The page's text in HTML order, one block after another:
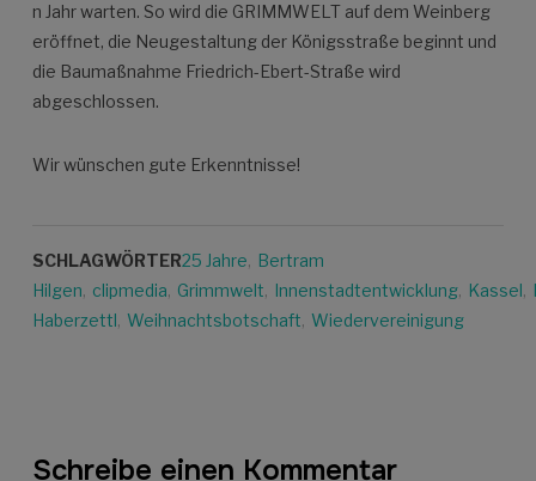
n Jahr warten. So wird die GRIMMWELT auf dem Weinberg
eröffnet, die Neugestaltung der Königsstraße beginnt und
die Baumaßnahme Friedrich-Ebert-Straße wird
abgeschlossen.
Wir wünschen gute Erkenntnisse!
SCHLAGWÖRTER25 Jahre, Bertram
Hilgen, clipmedia, Grimmwelt, Innenstadtentwicklung, Kassel,
Haberzettl, Weihnachtsbotschaft, Wiedervereinigung
Schreibe einen Kommentar